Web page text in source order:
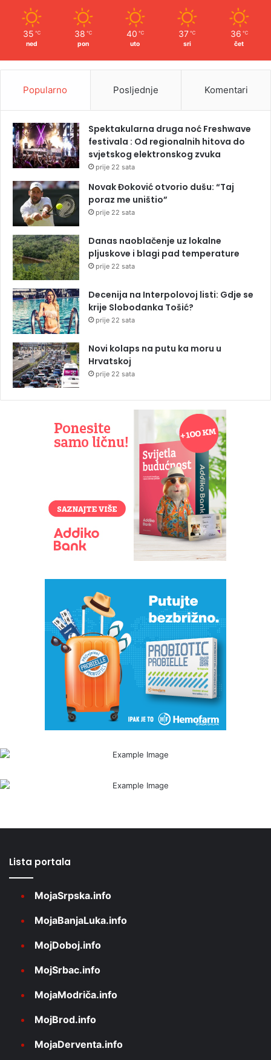
35 ℃
ned
38 ℃
pon
40 ℃
uto
37 ℃
sri
36 ℃
čet
Popularno Posljednje Komentari
Spektakularna druga noć Freshwave
festivala : Od regionalnih hitova do
svjetskog elektronskog zvuka
prije 22 sata
Novak Đoković otvorio dušu: “Taj
poraz me uništio”
prije 22 sata
Danas naoblačenje uz lokalne
pljuskove i blagi pad temperature
prije 22 sata
Decenija na Interpolovoj listi: Gdje se
krije Slobodanka Tošić?
prije 22 sata
Novi kolaps na putu ka moru u
Hrvatskoj
prije 22 sata
Lista portala
MojaSrpska.info
MojaBanjaLuka.info
MojDoboj.info
MojSrbac.info
MojaModriča.info
MojBrod.info
MojaDerventa.info